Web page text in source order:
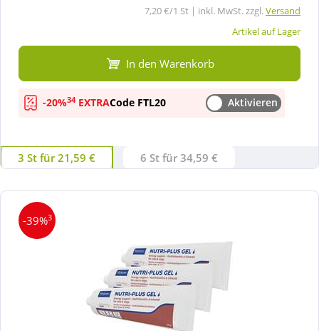
7,20 €/1 St | inkl. MwSt. zzgl.Versand
Artikel auf Lager
In den Warenkorb
-20%34EXTRACode FTL20 Aktivieren
3 St für 21,59 € 6 St für 34,59 €
-39%3